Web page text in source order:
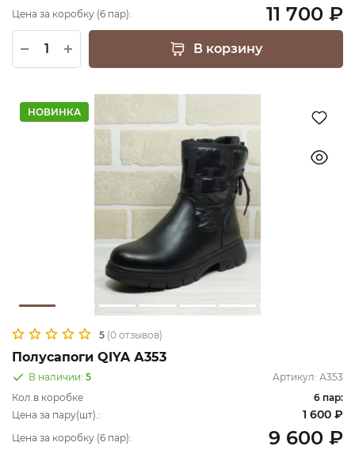
Цена за коробку (6 пар): 11 700 ₽
В корзину
НОВИНКА
5 (0 отзывов)
Полусапоги QIYA А353
В наличии: 5 Артикул: А353
Кол.в коробке
6 пар:
Цена за пару(шт).:
1 600 ₽
Цена за коробку (6 пар): 9 600 ₽